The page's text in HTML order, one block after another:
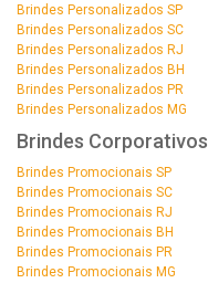
Brindes Personalizados SP
Brindes Personalizados SC
Brindes Personalizados RJ
Brindes Personalizados BH
Brindes Personalizados PR
Brindes Personalizados MG
Brindes Corporativos
Brindes Promocionais SP
Brindes Promocionais SC
Brindes Promocionais RJ
Brindes Promocionais BH
Brindes Promocionais PR
Brindes Promocionais MG